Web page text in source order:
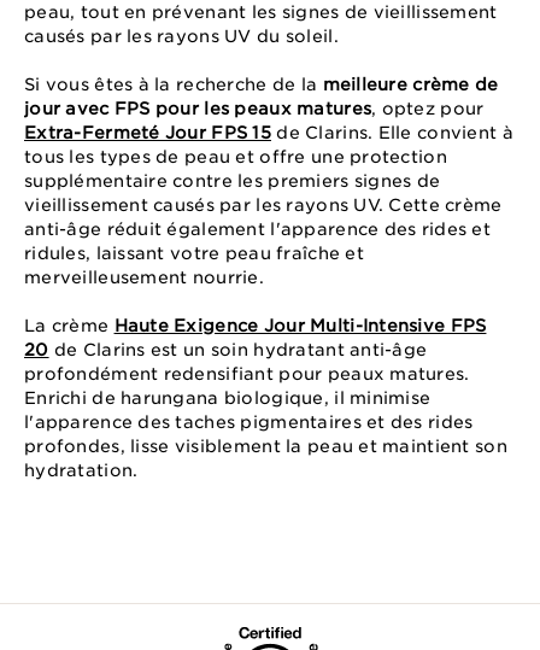
peau, tout en prévenant les signes de vieillissement
causés par les rayons UV du soleil.
Si vous êtes à la recherche de la meilleure crème de
jour avec FPS pour les peaux matures, optez pour
Extra-Fermeté Jour FPS 15 de Clarins. Elle convient à
tous les types de peau et offre une protection
supplémentaire contre les premiers signes de
vieillissement causés par les rayons UV. Cette crème
anti-âge réduit également l'apparence des rides et
ridules, laissant votre peau fraîche et
merveilleusement nourrie.
La crème Haute Exigence Jour Multi-Intensive FPS
20 de Clarins est un soin hydratant anti-âge
profondément redensifiant pour peaux matures.
Enrichi de harungana biologique, il minimise
l'apparence des taches pigmentaires et des rides
profondes, lisse visiblement la peau et maintient son
hydratation.